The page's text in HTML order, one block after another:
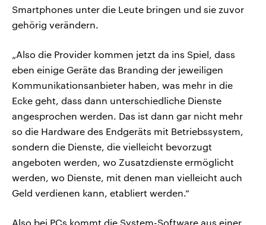
Smartphones unter die Leute bringen und sie zuvor
gehörig verändern.
„Also die Provider kommen jetzt da ins Spiel, dass
eben einige Geräte das Branding der jeweiligen
Kommunikationsanbieter haben, was mehr in die
Ecke geht, dass dann unterschiedliche Dienste
angesprochen werden. Das ist dann gar nicht mehr
so die Hardware des Endgeräts mit Betriebssystem,
sondern die Dienste, die vielleicht bevorzugt
angeboten werden, wo Zusatzdienste ermöglicht
werden, wo Dienste, mit denen man vielleicht auch
Geld verdienen kann, etabliert werden.“
Also bei PCs kommt die System-Software aus einer